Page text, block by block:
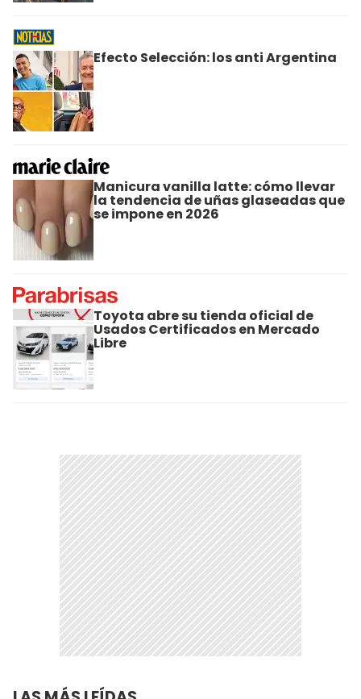
Efecto Selección: los anti Argentina
Manicura vanilla latte: cómo llevar
la tendencia de uñas glaseadas que
se impone en 2026
Toyota abre su tienda oficial de
Usados Certificados en Mercado
Libre